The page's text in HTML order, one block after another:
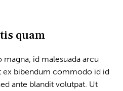
quam
id malesuada arcu
ex bibendum commodo id id
ante blandit volutpat. Ut